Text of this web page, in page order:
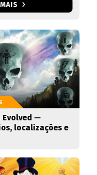
Evolved —
localizações e